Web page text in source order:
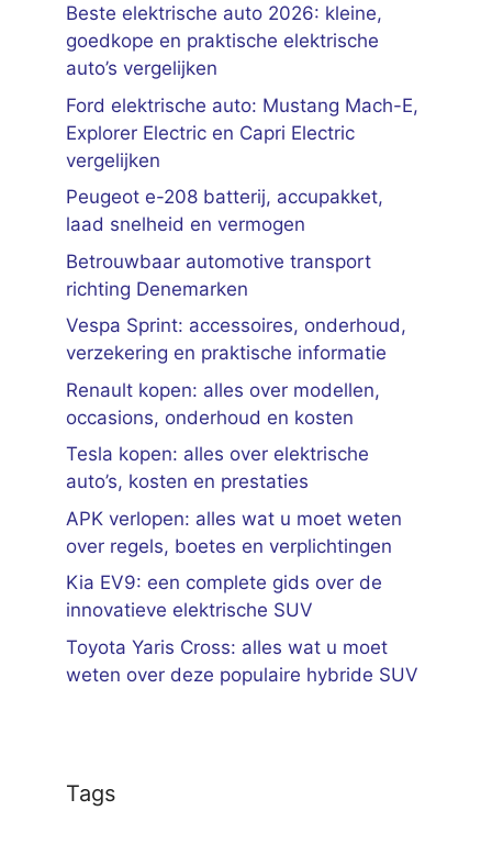
Beste elektrische auto 2026: kleine,
goedkope en praktische elektrische
auto’s vergelijken
Ford elektrische auto: Mustang Mach-E,
Explorer Electric en Capri Electric
vergelijken
Peugeot e-208 batterij, accupakket,
laad snelheid en vermogen
Betrouwbaar automotive transport
richting Denemarken
Vespa Sprint: accessoires, onderhoud,
verzekering en praktische informatie
Renault kopen: alles over modellen,
occasions, onderhoud en kosten
Tesla kopen: alles over elektrische
auto’s, kosten en prestaties
APK verlopen: alles wat u moet weten
over regels, boetes en verplichtingen
Kia EV9: een complete gids over de
innovatieve elektrische SUV
Toyota Yaris Cross: alles wat u moet
weten over deze populaire hybride SUV
Tags